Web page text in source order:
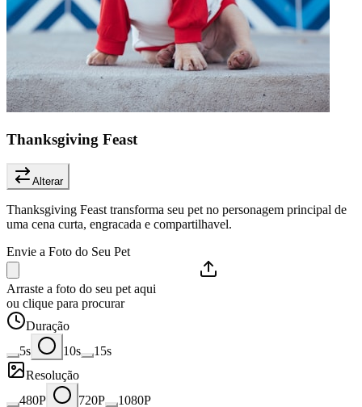
Thanksgiving Feast
Alterar
Thanksgiving Feast transforma seu pet no personagem principal de
uma cena curta, engracada e compartilhavel.
Envie a Foto do Seu Pet
Arraste a foto do seu pet aqui
ou clique para procurar
Duração
5s
10s
15s
Resolução
480P
720P
1080P